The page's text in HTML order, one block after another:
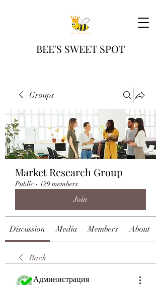
BEE'S SWEET SPOT
Groups
Market Research Group
Public · 129 members
Join
Discussion Media Members About
Back
Администрация